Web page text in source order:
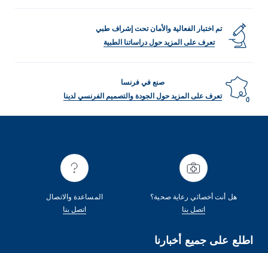
تم اختبار الفعالية والأمان تحت إشراف طبي
تعرف على المزيد حول دراساتنا الطبية
صنع في فرنسا
تعرف على المزيد حول الجودة والتصميم الفرنسي لدينا
هل أنت أخصائي رعاية صحية؟
اتصل بنا
المساعدة والاتصال
اتصل بنا
اطلع على جميع أخبارنا